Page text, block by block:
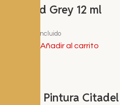
Standard Grey 12 ml
I.V.A. Incluido
Añadir al carrito
Bote de Pintura